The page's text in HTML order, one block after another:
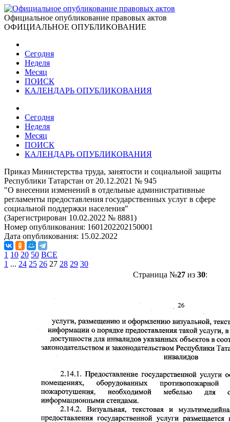
Официальное опубликование правовых актов
ОФИЦИАЛЬНОЕ ОПУБЛИКОВАНИЕ
Сегодня
Неделя
Месяц
ПОИСК
КАЛЕНДАРЬ ОПУБЛИКОВАНИЯ
Сегодня
Неделя
Месяц
ПОИСК
КАЛЕНДАРЬ ОПУБЛИКОВАНИЯ
Приказ Министерства труда, занятости и социальной защиты
Республики Татарстан от 20.12.2021 № 945
"О внесении изменений в отдельные административные
регламенты предоставления государственных услуг в сфере
социальной поддержки населения"
(Зарегистрирован 10.02.2022 № 8881)
Номер опубликования: 1601202202150001
Дата опубликования: 15.02.2022
1 10 20 50 ВСЕ
1 ... 24 25 26 27 28 29 30
Страница №27из 30: